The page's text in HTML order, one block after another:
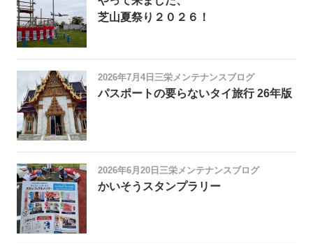
芝山夏祭り２０２６！
2026年7月4日 三栄メンテナンスブログ
パスポートの要らないタイ旅行 26年版
2026年6月20日 三栄メンテナンスブログ
かいそうスタンプラリー